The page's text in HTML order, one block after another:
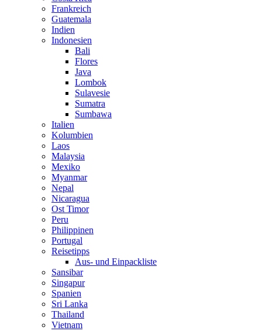
Frankreich
Guatemala
Indien
Indonesien
Bali
Flores
Java
Lombok
Sulavesie
Sumatra
Sumbawa
Italien
Kolumbien
Laos
Malaysia
Mexiko
Myanmar
Nepal
Nicaragua
Ost Timor
Peru
Philippinen
Portugal
Reisetipps
Aus- und Einpackliste
Sansibar
Singapur
Spanien
Sri Lanka
Thailand
Vietnam